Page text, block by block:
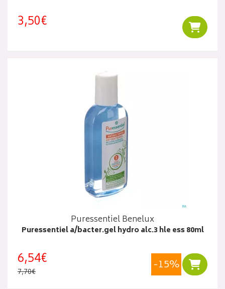
3,50€
Puressentiel Benelux
Puressentiel a/bacter.gel hydro alc.3 hle ess 80ml
6,54€
7,70€ -15%